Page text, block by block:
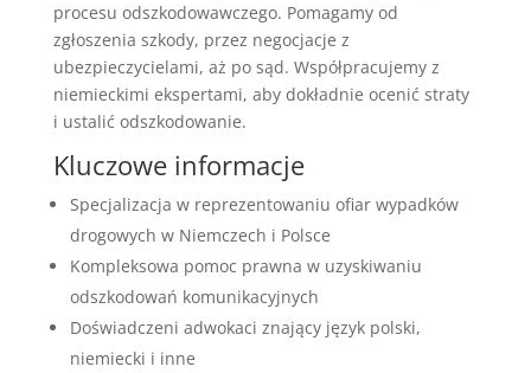
procesu odszkodowawczego. Pomagamy od
zgłoszenia szkody, przez negocjacje z
ubezpieczycielami, aż po sąd. Współpracujemy z
niemieckimi ekspertami, aby dokładnie ocenić straty
i ustalić odszkodowanie.
Kluczowe informacje
Specjalizacja w reprezentowaniu ofiar wypadków
drogowych w Niemczech i Polsce
Kompleksowa pomoc prawna w uzyskiwaniu
odszkodowań komunikacyjnych
Doświadczeni adwokaci znający język polski,
niemiecki i inne